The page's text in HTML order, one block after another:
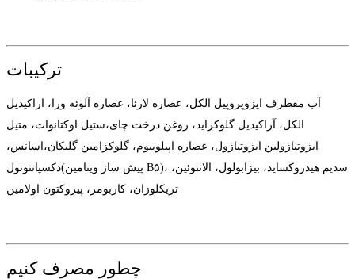
ترکیبات
آب مقطرف ایزوپروپیل الکل، عصاره لارئا، عصاره آلوئه ورا، اراکیدیل
الکل، آراکیدیل گلوکزاید، روغن درخت چای،ستیل اوکتانوات، متیل
ایزوتیازولین ایزوتیازول، عصاره اپیلوبیوم، گلوکزامین گلیکان،اسانس،
دکسپانتونول(پیش ساز ویتامین B۵)، سدیم هیدروکساید، بیزابولول، الانتوئین،
تریکلوزان، کاربومر، پیروکتون اولامین
چطور مصرف کنیم